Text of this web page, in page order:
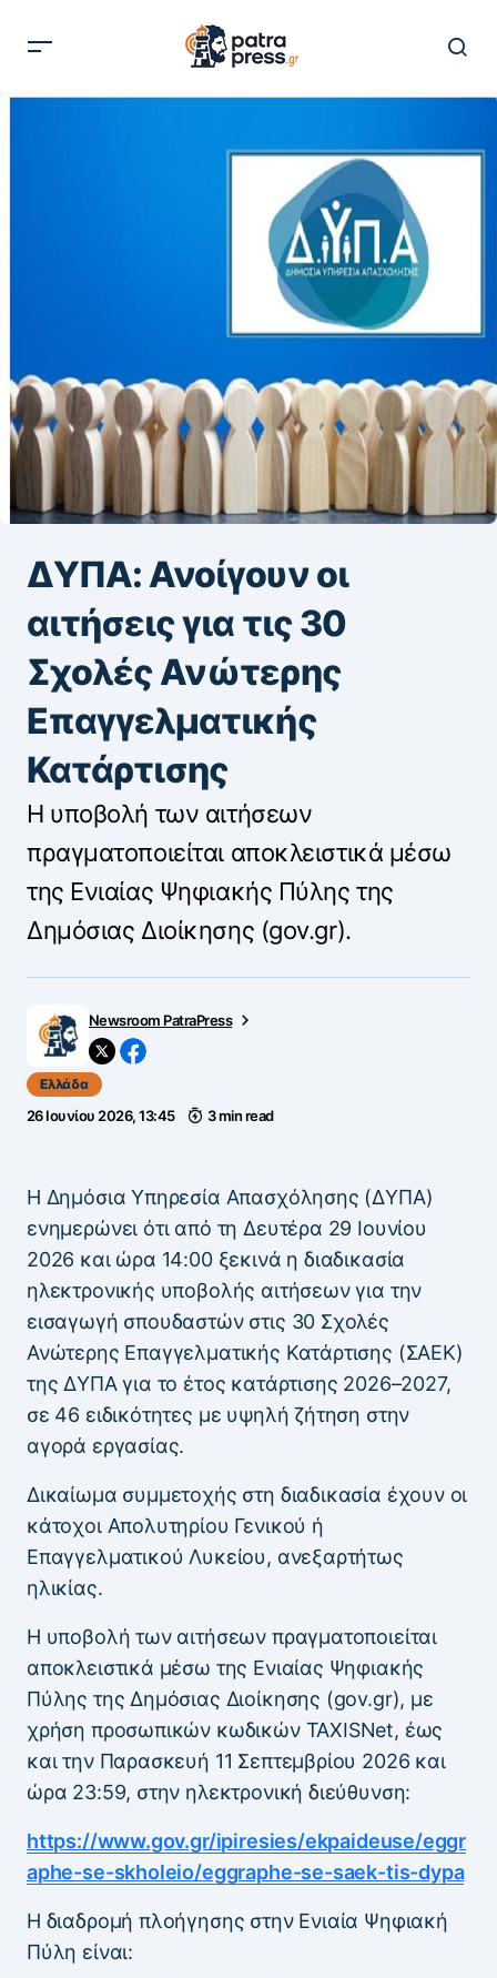
ΔΥΠΑ: Ανοίγουν οι
αιτήσεις για τις 30
Σχολές Ανώτερης
Επαγγελματικής
Κατάρτισης
Η υποβολή των αιτήσεων
πραγματοποιείται αποκλειστικά μέσω
της Ενιαίας Ψηφιακής Πύλης της
Δημόσιας Διοίκησης (gov.gr).
Newsroom PatraPress
Ελλάδα
26 Ιουνίου 2026, 13:45 3 min read
Η Δημόσια Υπηρεσία Απασχόλησης (ΔΥΠΑ)
ενημερώνει ότι από τη Δευτέρα 29 Ιουνίου
2026 και ώρα 14:00 ξεκινά η διαδικασία
ηλεκτρονικής υποβολής αιτήσεων για την
εισαγωγή σπουδαστών στις 30 Σχολές
Ανώτερης Επαγγελματικής Κατάρτισης (ΣΑΕΚ)
της ΔΥΠΑ για το έτος κατάρτισης 2026–2027,
σε 46 ειδικότητες με υψηλή ζήτηση στην
αγορά εργασίας.
Δικαίωμα συμμετοχής στη διαδικασία έχουν οι
κάτοχοι Απολυτηρίου Γενικού ή
Επαγγελματικού Λυκείου, ανεξαρτήτως
ηλικίας.
Η υποβολή των αιτήσεων πραγματοποιείται
αποκλειστικά μέσω της Ενιαίας Ψηφιακής
Πύλης της Δημόσιας Διοίκησης (gov.gr), με
χρήση προσωπικών κωδικών TAXISNet, έως
και την Παρασκευή 11 Σεπτεμβρίου 2026 και
ώρα 23:59, στην ηλεκτρονική διεύθυνση:
https://www.gov.gr/ipiresies/ekpaideuse/eggr
aphe-se-skholeio/eggraphe-se-saek-tis-dypa
Η διαδρομή πλοήγησης στην Ενιαία Ψηφιακή
Πύλη είναι: